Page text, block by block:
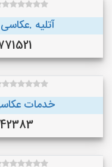
آتلیه
خدمات